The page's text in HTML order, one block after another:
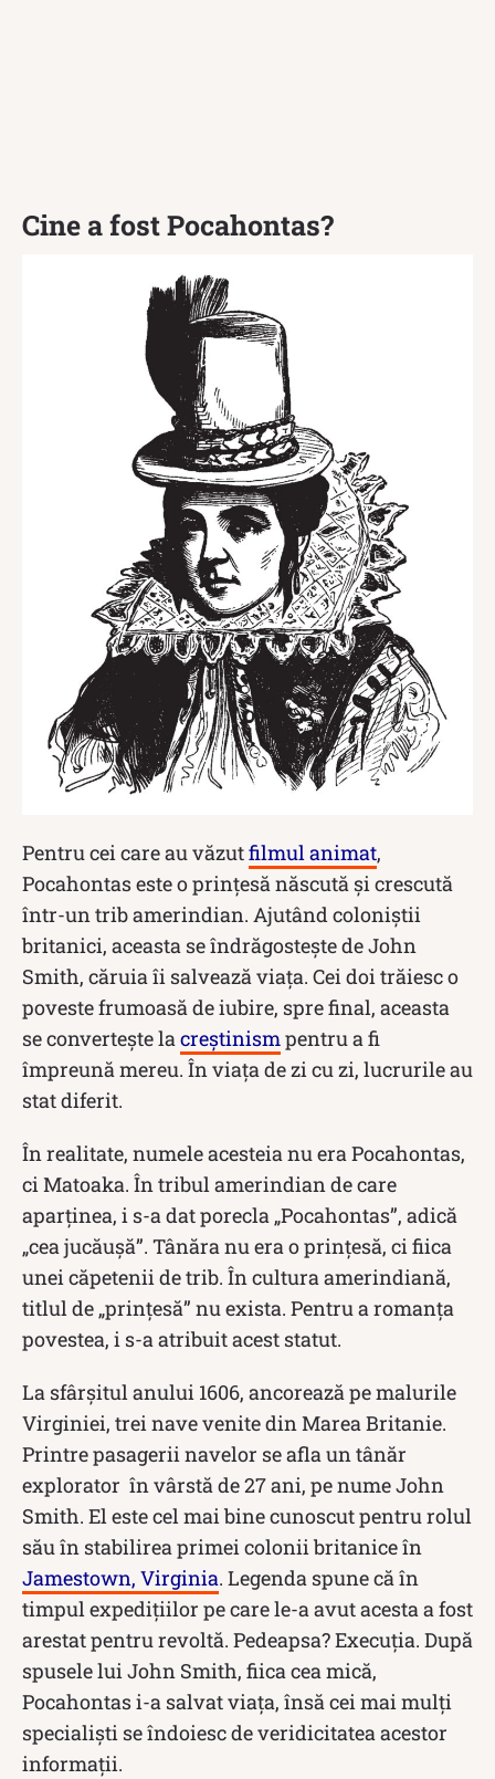
Cine a fost Pocahontas?
Pentru cei care au văzutfilmul animat,
Pocahontas este o prințesă născută și crescută
într-un trib amerindian. Ajutând coloniștii
britanici, aceasta se îndrăgostește de John
Smith, căruia îi salvează viața. Cei doi trăiesc o
poveste frumoasă de iubire, spre final, aceasta
se convertește lacreștinismpentru a fi
împreună mereu. În viața de zi cu zi, lucrurile au
stat diferit.
În realitate, numele acesteia nu era Pocahontas,
ci Matoaka. În tribul amerindian de care
aparținea, i s-a dat porecla „Pocahontas”, adică
„cea jucăușă”. Tânăra nu era o prințesă, ci fiica
unei căpetenii de trib. În cultura amerindiană,
titlul de „prințesă” nu exista. Pentru a romanța
povestea, i s-a atribuit acest statut.
La sfârșitul anului 1606, ancorează pe malurile
Virginiei, trei nave venite din Marea Britanie.
Printre pasagerii navelor se afla un tânăr
explorator în vârstă de 27 ani, pe nume John
Smith. El este cel mai bine cunoscut pentru rolul
său în stabilirea primei colonii britanice în
Jamestown, Virginia. Legenda spune că în
timpul expedițiilor pe care le-a avut acesta a fost
arestat pentru revoltă. Pedeapsa? Execuția. După
spusele lui John Smith, fiica cea mică,
Pocahontas i-a salvat viața, însă cei mai mulți
specialiști se îndoiesc de veridicitatea acestor
informații.